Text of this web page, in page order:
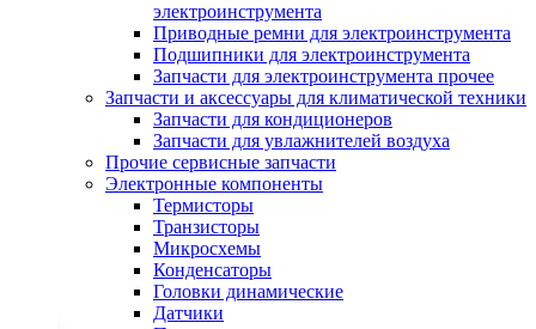
электроинструмента
Приводные ремни для электроинструмента
Подшипники для электроинструмента
Запчасти для электроинструмента прочее
Запчасти и аксессуары для климатической техники
Запчасти для кондиционеров
Запчасти для увлажнителей воздуха
Прочие сервисные запчасти
Электронные компоненты
Термисторы
Транзисторы
Микросхемы
Конденсаторы
Головки динамические
Датчики